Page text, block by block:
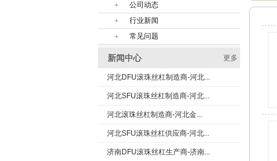
公司动态
行业新闻
常见问题
新闻中心 更多
河北DFU滚珠丝杠制造商-河北...
河北SFU滚珠丝杠制造商-河北...
河北滚珠丝杠制造商-河北金...
河北SFU滚珠丝杠供应商-河北...
济南DFU滚珠丝杠生产商-济南...